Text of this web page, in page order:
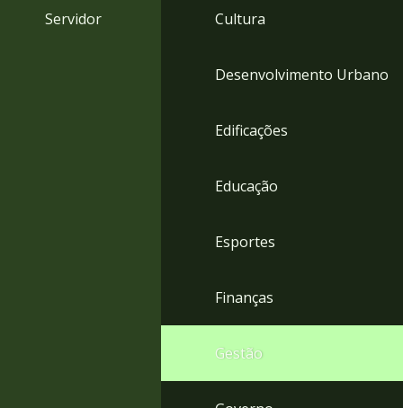
Servidor Cultura
Desenvolvimento Urbano
Edificações
Educação
Esportes
Finanças
Gestão